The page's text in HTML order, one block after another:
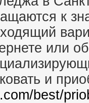
к
или
и
best/